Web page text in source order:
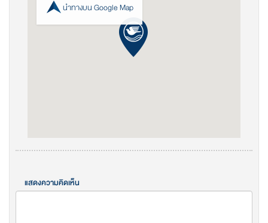
นำทางบน Google Map
แสดงความคิดเห็น